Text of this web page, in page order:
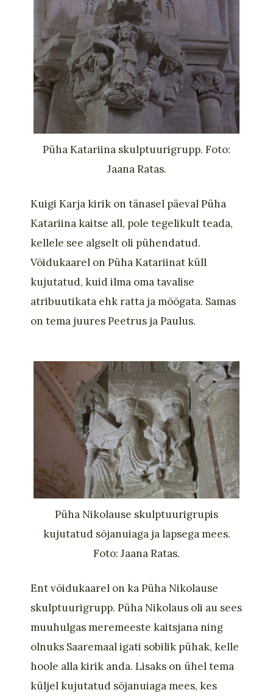
Püha Katariina skulptuurigrupp. Foto:
Jaana Ratas.
Kuigi Karjakirik on tänasel päeval Püha
Katariina kaitse all, pole tegelikult teada,
kellele see algselt oli pühendatud.
Võidukaarel on Püha Katariinat küll
kujutatud, kuid ilma oma tavalise
atribuutikata ehk ratta ja mõõgata. Samas
on tema juures Peetrus ja Paulus.
Püha Nikolause skulptuurigrupis
kujutatud sõjanuiaga ja lapsega mees.
Foto: Jaana Ratas.
Ent võidukaarel on ka Püha Nikolause
skulptuurigrupp. Püha Nikolaus oli au sees
muuhulgas meremeeste kaitsjana ning
olnuks Saaremaal igati sobilik pühak, kelle
hoole alla kirik anda. Lisaks on ühel tema
küljel kujutatud sõjanuiaga mees, kes